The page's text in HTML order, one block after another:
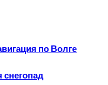
по Волге